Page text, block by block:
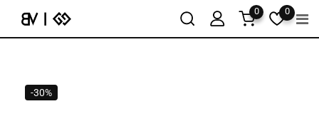
0
0
-30%